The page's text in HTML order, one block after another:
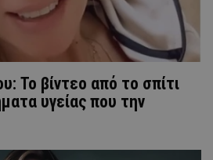
Το βίντεο από το σπίτι
υγείας που την